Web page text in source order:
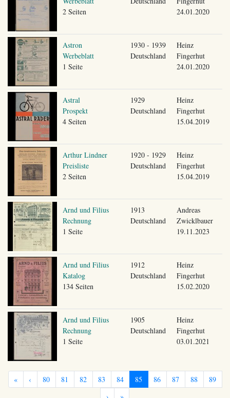
2 Seiten
24.01.2020
Astron
Werbeblatt
1 Seite
1930 - 1939
Deutschland
Heinz
Fingerhut
24.01.2020
Astral
Prospekt
4 Seiten
1929
Deutschland
Heinz
Fingerhut
15.04.2019
Arthur Lindner
Preisliste
2 Seiten
1920 - 1929
Deutschland
Heinz
Fingerhut
15.04.2019
Arnd und Filius
Rechnung
1 Seite
1913
Deutschland
Andreas
Zwicklbauer
19.11.2023
Arnd und Filius
Katalog
134 Seiten
1912
Deutschland
Heinz
Fingerhut
15.02.2020
Arnd und Filius
Rechnung
1 Seite
1905
Deutschland
Heinz
Fingerhut
03.01.2021
« ‹ 80 81 82 83 84 85 86 87 88
89
›
»